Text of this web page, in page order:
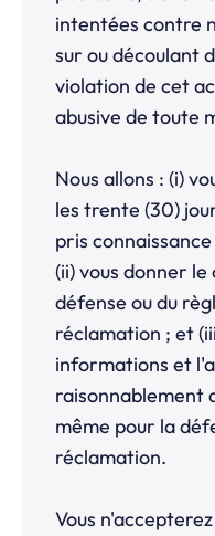
intentées contre
sur ou découlant
violation de cet
abusive de toute
Nous allons : (i)
les trente (30)
pris
(ii) vous donner
défense ou du
réclamation ; et
informations et
raisonnablement
même pour la
réclamation.
Vous